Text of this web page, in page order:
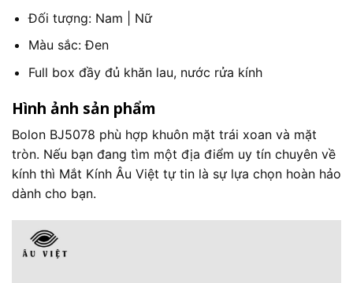
Đối tượng: Nam | Nữ
Màu sắc: Đen
Full box đầy đủ khăn lau, nước rửa kính
Hình ảnh sản phẩm
Bolon BJ5078 phù hợp khuôn mặt trái xoan và mặt
tròn. Nếu bạn đang tìm một địa điểm uy tín chuyên về
kính thì Mắt Kính Âu Việt tự tin là sự lựa chọn hoàn hảo
dành cho bạn.